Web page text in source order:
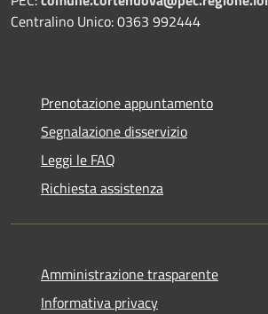
Centralino Unico: 0363 992444
Prenotazione appuntamento
Segnalazione disservizio
Leggi le FAQ
Richiesta assistenza
Amministrazione trasparente
Informativa privacy